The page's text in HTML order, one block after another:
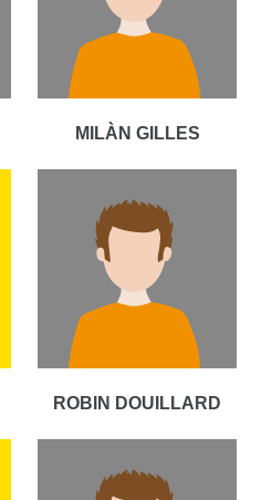
MILÀN GILLES
ROBIN DOUILLARD